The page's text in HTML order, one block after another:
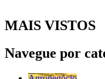
MAIS VISTOS
Navegue por